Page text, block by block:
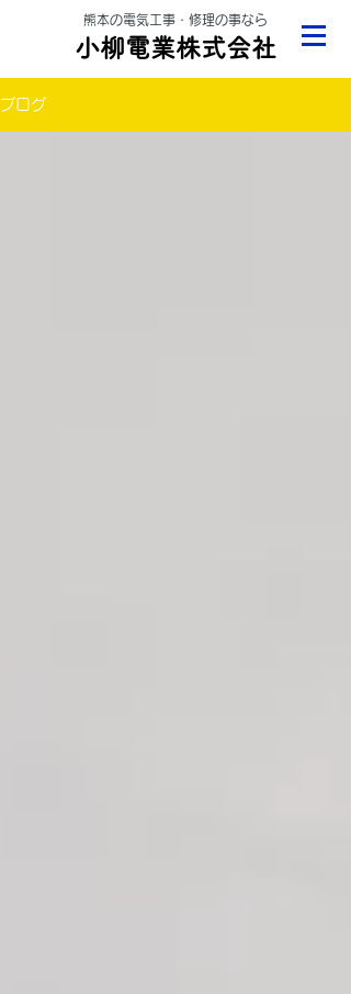
熊本の電気工事・修理の事なら
小柳電業株式会社
ブログ